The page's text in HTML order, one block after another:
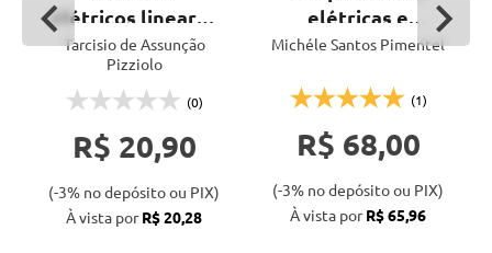
elétricos lineares
resistivos
Tarcisio de Assunção
Pizziolo
(0)
R$ 20,90
(-3% no depósito ou PIX)
À vista porR$ 20,28
elétricas e
mecânicas dos
Michéle Santos Pimentel
(1)
R$ 68,00
(-3% no depósito ou PIX)
À vista porR$ 65,96